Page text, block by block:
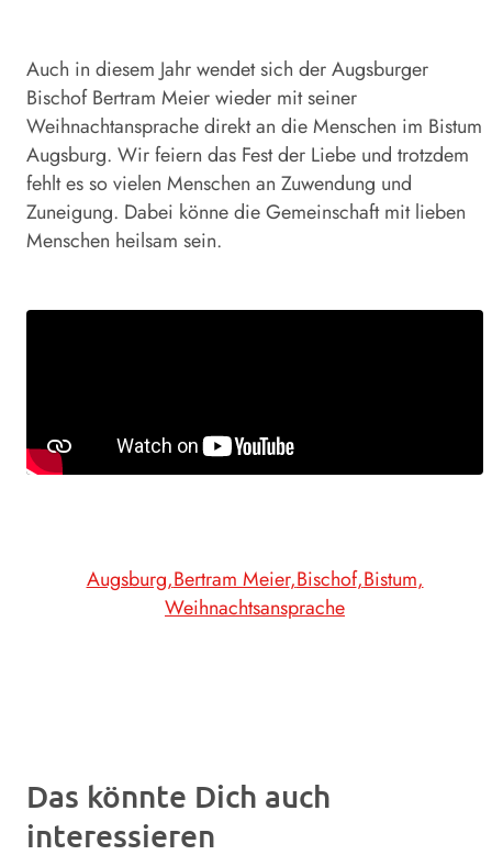
Auch in diesem Jahr wendet sich der Augsburger
Bischof Bertram Meier wieder mit seiner
Weihnachtansprache direkt an die Menschen im Bistum
Augsburg. Wir feiern das Fest der Liebe und trotzdem
fehlt es so vielen Menschen an Zuwendung und
Zuneigung. Dabei könne die Gemeinschaft mit lieben
Menschen heilsam sein.
Augsburg Bertram Meier Bischof Bistum
Weihnachtsansprache
Das könnte Dich auch
interessieren